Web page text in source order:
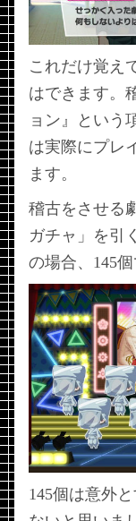
これだけ覚え
はできます。
ョン』という
は実際にプレ
ます。
稽古をさせる
ガチャ」を引
の場合、145個
145個は意外